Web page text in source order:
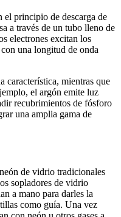
el principio de descarga de
a través de un tubo lleno de
electrones excitan los
una longitud de onda
característica, mientras que
el argón emite luz
recubrimientos de fósforo
una amplia gama de
de vidrio tradicionales
sopladores de vidrio
a mano para darles la
como guía. Una vez